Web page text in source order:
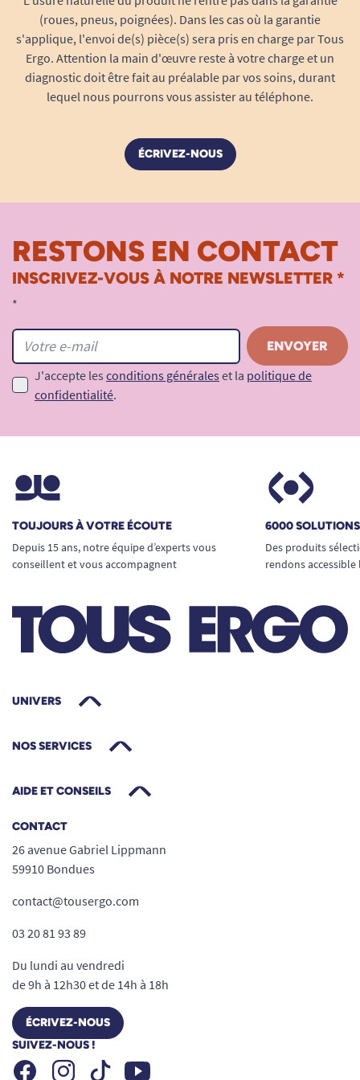
(roues, pneus, poignées). Dans les cas où la garantie
s'applique, l'envoi de(s) pièce(s) sera pris en charge par Tous
Ergo. Attention la main d'œuvre reste à votre charge et un
diagnostic doit être fait au préalable par vos soins, durant
lequel nous pourrons vous assister au téléphone.
ÉCRIVEZ-NOUS
RESTONS EN CONTACT
INSCRIVEZ-VOUS À NOTRE NEWSLETTER *
*
J'accepte les conditions générales et la politique de
confidentialité.
TOUJOURS À VOTRE ÉCOUTE
Depuis 15 ans, notre équipe d’experts vous
conseillent et vous accompagnent
6000
Des produits
rendons
UNIVERS
NOS SERVICES
AIDE ET CONSEILS
CONTACT
26 avenue Gabriel Lippmann
59910 Bondues
contact@tousergo.com
03 20 81 93 89
Du lundi au vendredi
de 9h à 12h30 et de 14h à 18h
ÉCRIVEZ-NOUS
SUIVEZ-NOUS !
FacebookInstagramTiktok Youtube